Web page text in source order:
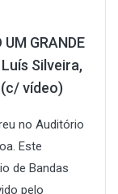
GRANDE
Luís Silveira,
vídeo)
no Auditório
Este
de Bandas
pelo